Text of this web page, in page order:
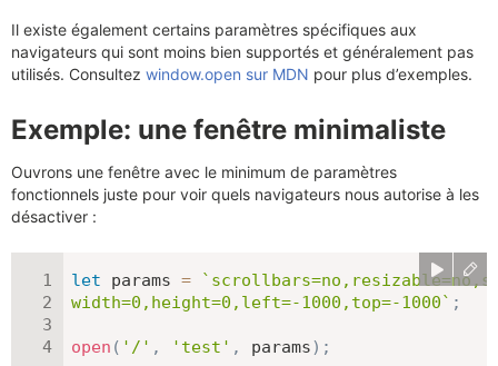
Il existe également certains paramètres spécifiques aux
navigateurs qui sont moins bien supportés et généralement pas
utilisés. Consultez window.open sur MDN pour plus d’exemples.
Exemple: une fenêtre minimaliste
Ouvrons une fenêtre avec le minimum de paramètres
fonctionnels juste pour voir quels navigateurs nous autorise à les
désactiver :
let params = `
width=0,height=0,left=-1000,top=-1000` ;
open ( '/' , 'test' , params) ;